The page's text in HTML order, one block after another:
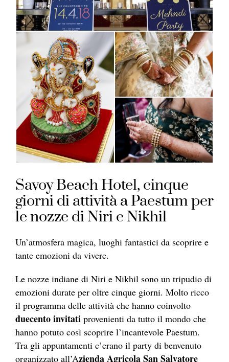
Savoy Beach Hotel, cinque
giorni di attività a Paestum per
le nozze di Niri e Nikhil
Un’atmosfera magica, luoghi fantastici da scoprire e
tante emozioni da vivere.
Le nozze indiane di Niri e Nikhil sono un tripudio di
emozioni durate per oltre cinque giorni. Molto ricco
il programma delle attività che hanno coinvolto
duecento invitati provenienti da tutto il mondo che
hanno potuto così scoprire l’incantevole Paestum.
Tra gli appuntamenti c’erano il party di benvenuto
organizzato all’Azienda Agricola San Salvatore